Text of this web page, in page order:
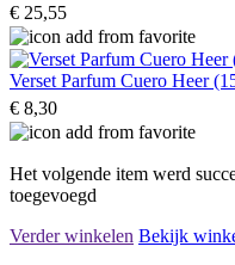
€ 25,55
Verset Parfum Cuero Heer
€ 8,30
Het volgende item werd
toegevoegd
Verder winkelen Bekijk